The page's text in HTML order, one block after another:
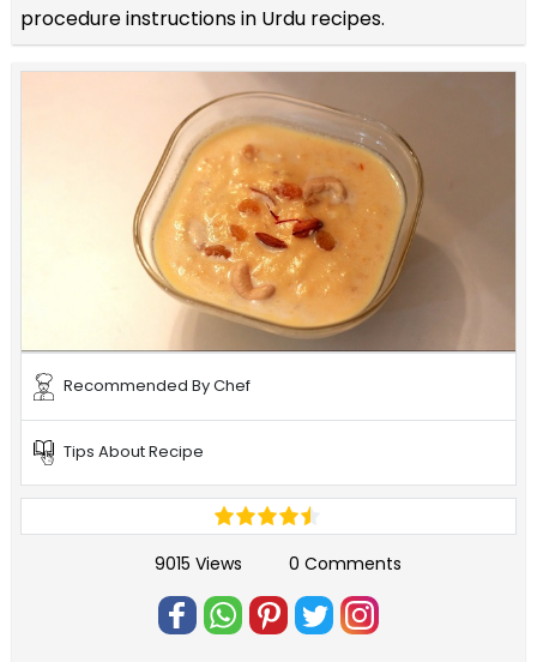
procedure instructions in Urdu recipes.
Recommended By Chef
Tips About Recipe
9015 Views 0 Comments